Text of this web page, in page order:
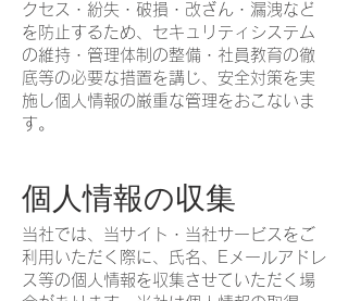
クセス・紛失・破損・改ざん・漏洩など
を防止するため、セキュリティシステム
の維持・管理体制の整備・社員教育の徹
底等の必要な措置を講じ、安全対策を実
施し個人情報の厳重な管理をおこないま
す。
個人情報の収集
当社では、当サイト・当社サービスをご
利用いただく際に、氏名、Eメールアドレ
ス等の個人情報を収集させていただく場